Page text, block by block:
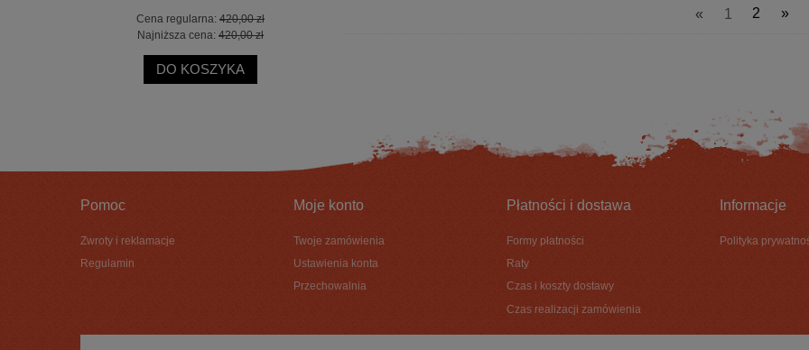
Cena regularna: 420,00 zł
Najniższa cena: 420,00 zł
DO KOSZYKA
Cena regularna: 154,00 zł
« 1 2 »
Pomoc
Zwroty i reklamacje
Regulamin
Moje konto
Twoje zamówienia
Ustawienia konta
Przechowalnia
Płatności i dostawa
Formy płatności
Raty
Czas i koszty dostawy
Czas realizacji zamówienia
Informacje
Polityka